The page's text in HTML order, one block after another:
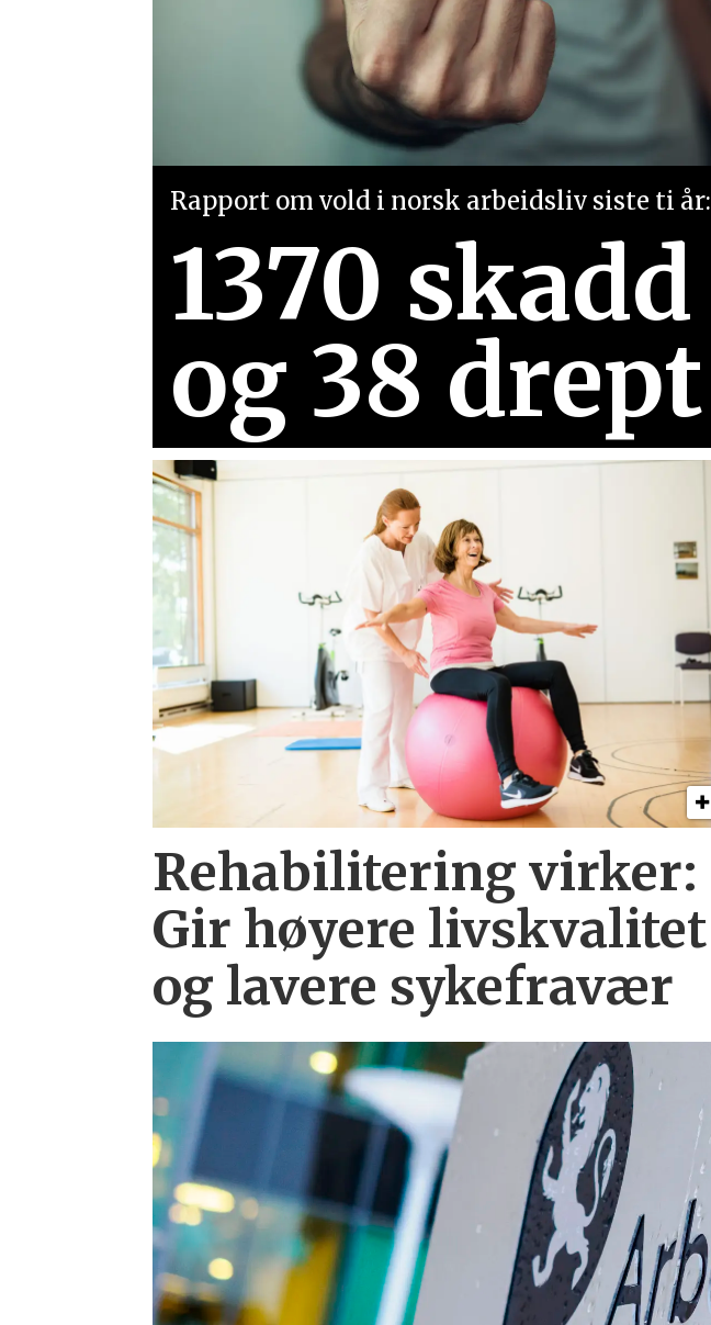
Rapport om vold i norsk arbeidsliv siste ti år:
1370 skadd
og 38 drept
Rehabilitering virker:
Gir høyere livskvalitet
og lavere sykefravær